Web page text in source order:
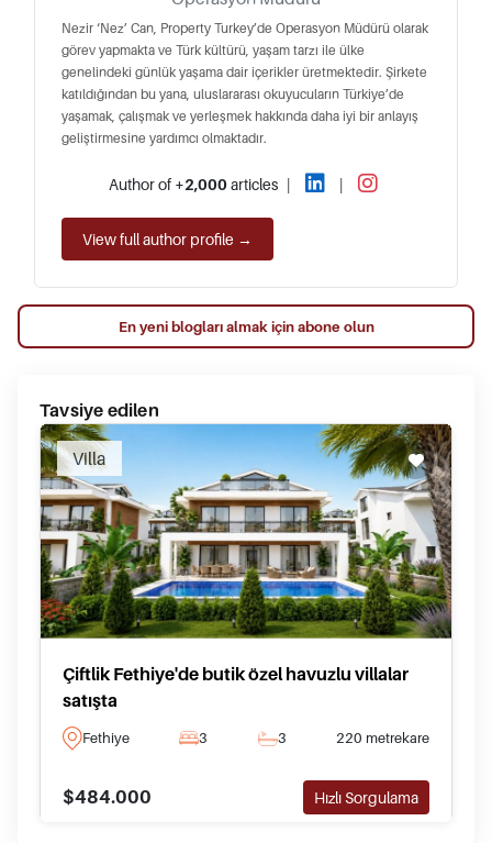
Nezir ‘Nez’ Can, Property Turkey’de Operasyon Müdürü olarak
görev yapmakta ve Türk kültürü, yaşam tarzı ile ülke
genelindeki günlük yaşama dair içerikler üretmektedir. Şirkete
katıldığından bu yana, uluslararası okuyucuların Türkiye’de
yaşamak, çalışmak ve yerleşmek hakkında daha iyi bir anlayış
geliştirmesine yardımcı olmaktadır.
Author of +2,000 articles | |
View full author profile →
En yeni blogları almak için abone olun
Tavsiye edilen
Villa
Çiftlik Fethiye'de butik özel havuzlu villalar
satışta
Fethiye 3 3 220 metrekare
$484.000 Hızlı Sorgulama